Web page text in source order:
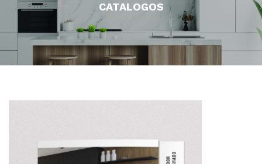
CATALOGOS